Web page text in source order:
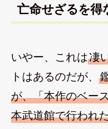
亡命せざるを得
いやー、これは凄
トはあるのだが、
が、「本作のベー
本武道館で行われ